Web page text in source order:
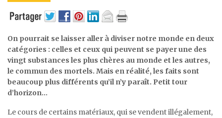
On pourrait se laisser aller à diviser notre monde en deux
catégories : celles et ceux qui peuvent se payer une des
vingt substances les plus chères au monde et les autres,
le commun des mortels. Mais en réalité, les faits sont
beaucoup plus différents qu’il n’y paraît. Petit tour
d’horizon…
Le cours de certains matériaux, qui se vendent illégalement,